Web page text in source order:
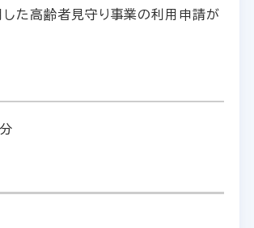
した高齢者見守り事業の利用申請が